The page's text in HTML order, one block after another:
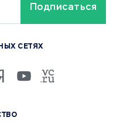
СЕТЯХ